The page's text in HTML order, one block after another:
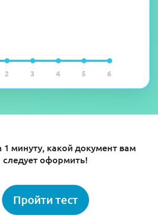
2 3 4 5 6
1 минуту, какой документ вам
следует оформить!
Пройти тест